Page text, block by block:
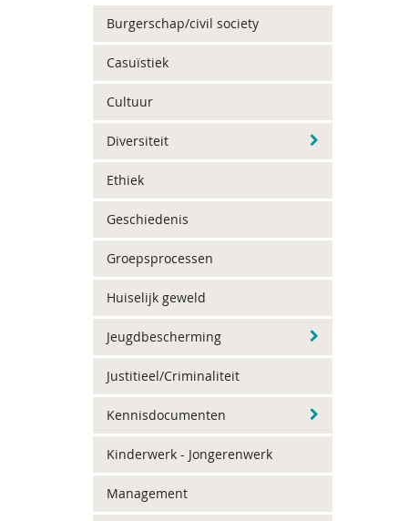
Burgerschap/civil society
Casuïstiek
Cultuur
Diversiteit
Ethiek
Geschiedenis
Groepsprocessen
Huiselijk geweld
Jeugdbescherming
Justitieel/Criminaliteit
Kennisdocumenten
Kinderwerk - Jongerenwerk
Management